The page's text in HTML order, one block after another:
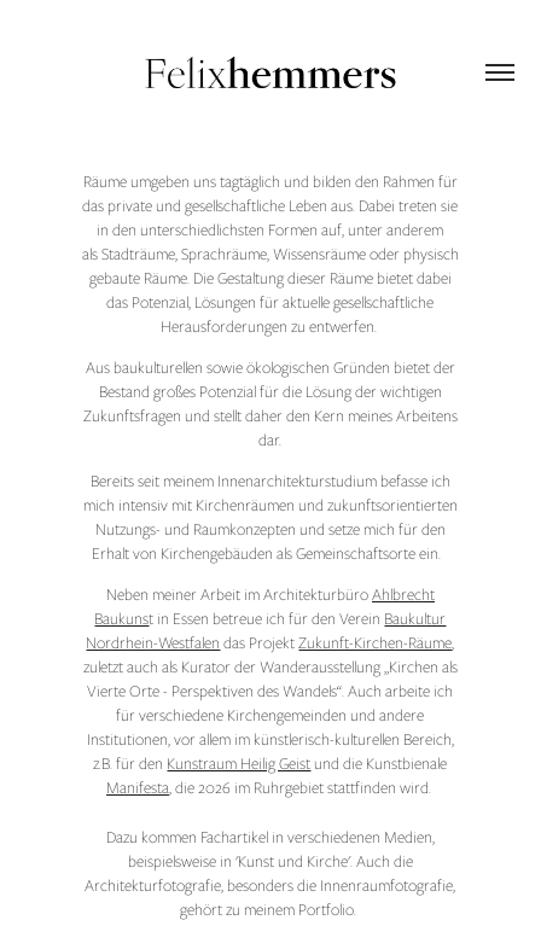
Räume umgeben uns tagtäglich und bilden den Rahmen für
das private und gesellschaftliche Leben aus. Dabei treten sie
in den unterschiedlichsten Formen auf, unter anderem
als Stadträume, Sprachräume, Wissensräume oder physisch
gebaute Räume. Die Gestaltung dieser Räume bietet dabei
das Potenzial, Lösungen für aktuelle gesellschaftliche
Herausforderungen zu entwerfen.
Aus baukulturellen sowie ökologischen Gründen bietet der
Bestand großes Potenzial für die Lösung der wichtigen
Zukunftsfragen und stellt daher den Kern meines Arbeitens
dar.
Bereits seit meinem Innenarchitekturstudium befasse ich
mich intensiv mit Kirchenräumen und zukunftsorientierten
Nutzungs- und Raumkonzepten und setze mich für den
Erhalt von Kirchengebäuden als Gemeinschaftsorte ein.
Neben meiner Arbeit im ArchitekturbüroAhlbrecht
Baukunst in Essen betreue ich für den Verein Baukultur
Nordrhein-Westfalen das ProjektZukunft-Kirchen-Räume,
zuletzt auch als Kurator der Wanderausstellung „Kirchen als
Vierte Orte - Perspektiven des Wandels“. Auch arbeite ich
für verschiedene Kirchengemeinden und andere
Institutionen, vor allem im künstlerisch-kulturellen Bereich,
z.B. für den Kunstraum Heilig Geist und die Kunstbienale
Manifesta, die 2026 im Ruhrgebiet stattfinden wird.
Dazu kommen Fachartikel in verschiedenen Medien,
beispielsweise in 'Kunst und Kirche'. Auch die
Architekturfotografie, besonders die Innenraumfotografie,
gehört zu meinem Portfolio.